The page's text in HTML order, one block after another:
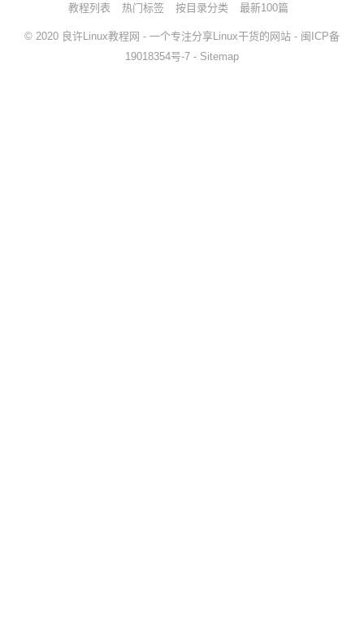
教程列表 热门标签 按目录分类 最新100篇
© 2020 良许Linux教程网 - 一个专注分享Linux干货的网站 - 闽ICP备
19018354号-7 - Sitemap